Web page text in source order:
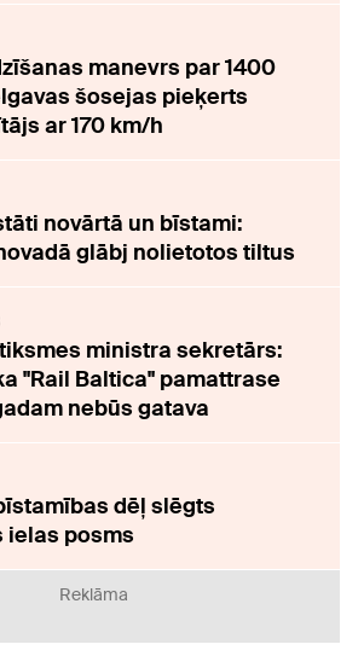
manevrs par 1400
šosejas pieķerts
ar 170 km/h
novārtā un bīstami:
glābj nolietotos tiltus
ministra sekretārs:
"Rail Baltica" pamattrase
nebūs gatava
dēļ slēgts
ielas posms
Reklāma